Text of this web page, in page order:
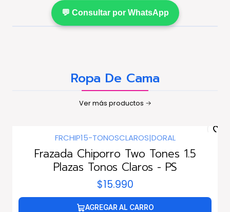
💬 Consultar por WhatsApp
Ropa De Cama
Ver más productos
FRCHIP15-TONOSCLAROS|DORAL
Frazada Chiporro Two Tones 1.5
Plazas Tonos Claros - PS
$15.990
AGREGAR AL CARRO